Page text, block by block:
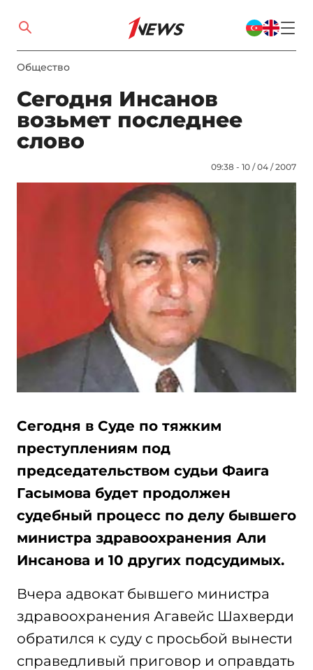
Общество
Сегодня Инсанов
возьмет последнее
слово
09:38 - 10 / 04 / 2007
Сегодня в Суде по тяжким
преступлениям под
председательством судьи Фаига
Гасымова будет продолжен
судебный процесс по делу бывшего
министра здравоохранения Али
Инсанова и 10 других подсудимых.
Вчера адвокат бывшего министра
здравоохранения Агавейс Шахверди
обратился к суду с просьбой вынести
справедливый приговор и оправдать